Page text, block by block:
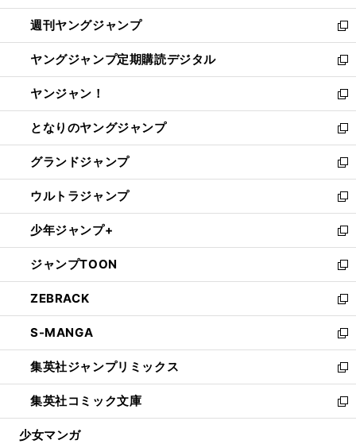
開
く
ウ
で
開
く
ン
ド
ウ
で
開
く
ウ
ィ
ン
ド
ウ
で
開
く
週刊ヤングジャンプ
新
し
い
ウ
ィ
ン
ド
ウ
で
開
く
ヤングジャンプ定期購読デジタル
新
し
い
ウ
ィ
ン
ド
ウ
で
開
く
ヤンジャン！
新
し
い
ウ
ィ
ン
ド
ウ
で
開
く
となりのヤングジャンプ
新
し
い
ウ
ィ
ン
ド
ウ
で
開
く
グランドジャンプ
新
し
い
ウ
ィ
ン
ド
ウ
で
開
く
ウルトラジャンプ
新
し
い
ウ
ィ
ン
ド
ウ
で
開
く
少年ジャンプ+
新
し
い
ウ
ィ
ン
ド
ウ
で
開
く
ジャンプTOON
新
し
い
ウ
ィ
ン
ド
ウ
で
開
ZEBRACK
新
し
い
ウ
ィ
ン
ド
ウ
S-MANGA
新
し
い
ウ
ィ
ン
集英社ジャンプリミックス
新
し
い
ウ
集英社コミック文庫
新
し
少女マンガ